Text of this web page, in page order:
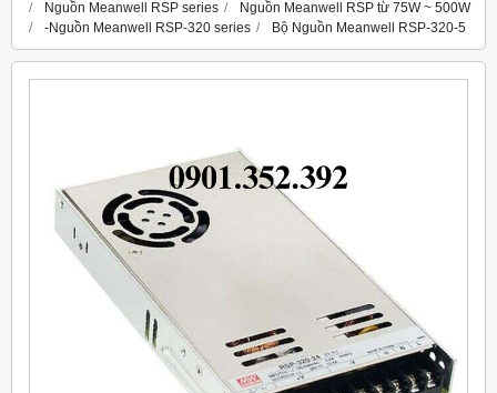
Nguồn Meanwell RSP series
Nguồn Meanwell RSP từ 75W ~ 500W
-Nguồn Meanwell RSP-320 series
Bộ Nguồn Meanwell RSP-320-5